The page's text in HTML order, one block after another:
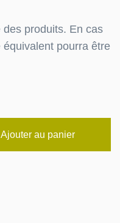
produits. En cas
pourra être
Ajouter au panier